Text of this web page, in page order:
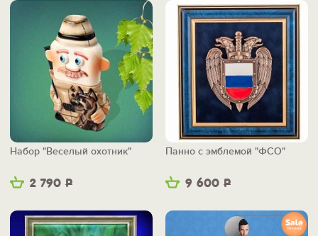
2 790 Р
Набор "Веселый охотник"
9 600 Р
Панно с эмблемой "ФСО"